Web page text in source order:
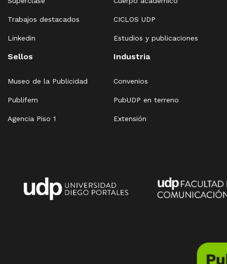
Trabajos destacados
Linkedin
CICLOS UDP
Estudios y publicaciones
Sellos
Museo de la Publicidad
Publifem
Agencia Piso 1
Industria
Convenios
PubUDP en terreno
Extensión